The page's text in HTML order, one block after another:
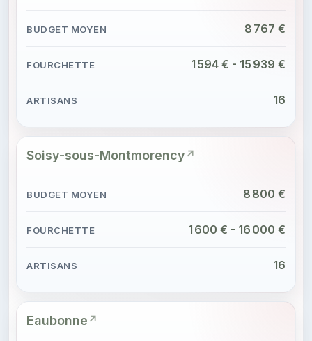
8 767 €
1 594 € - 15 939 €
16
Soisy-sous-Montmorency
8 800 €
1 600 € - 16 000 €
16
Eaubonne